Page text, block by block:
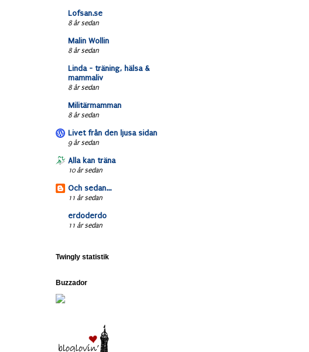
Lofsan.se
8 år sedan
Malin Wollin
8 år sedan
Linda - träning, hälsa &
mammaliv
8 år sedan
Militärmamman
8 år sedan
Livet från den ljusa sidan
9 år sedan
Alla kan träna
10 år sedan
Och sedan...
11 år sedan
erdoderdo
11 år sedan
Twingly statistik
Buzzador